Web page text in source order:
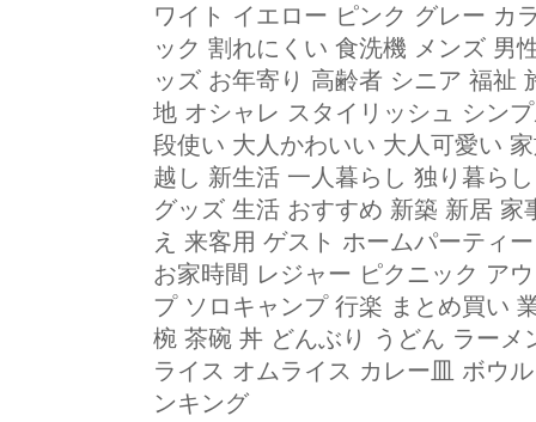
ワイト イエロー ピンク グレー カ
ック 割れにくい 食洗機 メンズ 男
ッズ お年寄り 高齢者 シニア 福祉
地 オシャレ スタイリッシュ シン
段使い 大人かわいい 大人可愛い
越し 新生活 一人暮らし 独り暮ら
グッズ 生活 おすすめ 新築 新居
え 来客用 ゲスト ホームパーティ
お家時間 レジャー ピクニック ア
プ ソロキャンプ 行楽 まとめ買い
椀 茶碗 丼 どんぶり うどん ラー
ライス オムライス カレー皿 ボウ
ンキング